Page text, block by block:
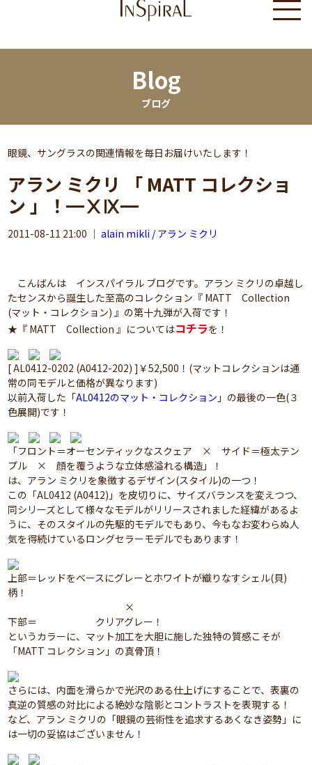
Blog
ブログ
眼鏡、サングラスの関連情報を毎日お届けいたします！
アラン ミクリ 「 MATT コレクショ
ン 」！━ⅩⅨ━
2011-08-11 21:00 ｜alain mikli / アラン ミクリ
こんばんは インスパイラル ブログです。アラン ミクリの卓越し
たセンスから誕生した至高のコレクション『 MATT Collection
(マット・コレクション) 』の第十九弾が入荷です！
★『 MATT Collection 』についてはコチラを！
[ AL0412-0202 (A0412-202) ]￥52,500！(マットコレクションは通
常の同モデルと価格が異なります)
以前入荷した「AL0412のマット・コレクション 」の最後の一色(３
色展開)です！
「フロント＝オーセンティックなスクェア × サイド＝極太テン
プル × 顔を覆うような立体感溢れる構造」！
は、アラン ミクリを象徴するデザイン(スタイル)の一つ！
この「AL0412 (A0412)」を皮切りに、サイズバランスを変えつつ、
同シリーズとして様々なモデルがリリースされました経緯があるよ
うに、そのスタイルの先駆的モデルでもあり、今もなお変わらぬ人
気を得続けているロングセラーモデルでもあります！
上部＝レッドをベースにグレーとホワイトが織りなすシェル(貝)
柄！
×
下部＝ クリアグレー！
というカラーに、マット加工を大胆に施した独特の質感こそが
「MATT コレクション」の真骨頂！
さらには、内面を滑らかで光沢のある仕上げにすることで、表裏の
真逆の質感の対比による絶妙な陰影とコントラストを表現する！
など、アラン ミクリの「眼鏡の芸術性を追求するあくなき姿勢」に
は一切の妥協はございません！